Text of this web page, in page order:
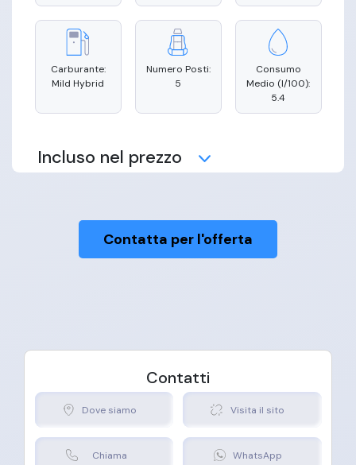
Carburante:
Mild Hybrid
Numero Posti:
5
Consumo
Medio (l/100):
5.4
Incluso nel prezzo
Copertura
Contatta per l'offerta
Contatti
Dove siamo Visita il sito
Chiama WhatsApp